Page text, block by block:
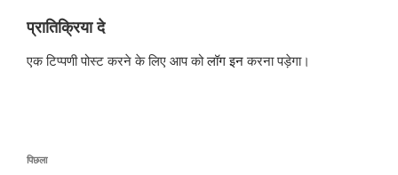
प्रातिक्रिया दे
एक टिप्पणी पोस्ट करने के लिए आप कोलॉग इनकरना पड़ेगा।
पोस्ट
पिछला
पिछला